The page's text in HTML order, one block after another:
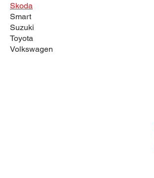
Skoda
Smart
Suzuki
Toyota
Volkswagen